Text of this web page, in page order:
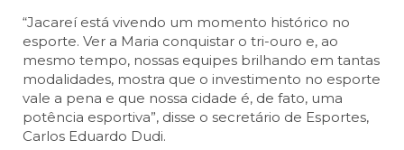
“Jacareí está vivendo um momento histórico no
esporte. Ver a Maria conquistar o tri-ouro e, ao
mesmo tempo, nossas equipes brilhando em tantas
modalidades, mostra que o investimento no esporte
vale a pena e que nossa cidade é, de fato, uma
potência esportiva”, disse o secretário de Esportes,
Carlos Eduardo Dudi.